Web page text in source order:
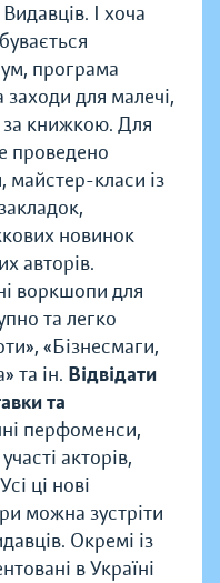
І хоча
програма
заходи для малечі,
книжкою. Для
проведено
майстер-класи із
новинок
авторів.
воркшопи для
та легко
«Бізнесмаги,
та ін. Відвідати
та
перфоменси,
акторів,
ці нові
можна зустріти
Окремі із
в Україні